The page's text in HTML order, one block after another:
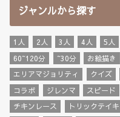
ジャンルから探す
1人 2人 3人 4人 5人
60~120分
~30分 お絵描き
エリアマジョリティ
クイズ
コラボ
ジレンマ スピード
チキンレース
トリックテイ